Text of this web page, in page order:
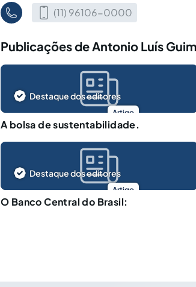
(11) 96106-0000
Publicações de Antonio Luís
Artigo
Destaque dos editores
A bolsa de sustentabilidade.
Artigo
Destaque dos editores
O Banco Central do Brasil: